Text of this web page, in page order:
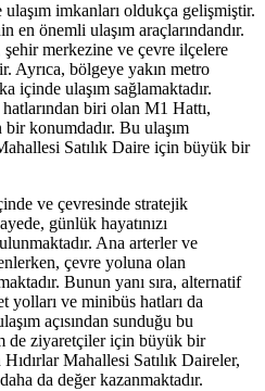
imkanları oldukça gelişmiştir.
en önemli ulaşım araçlarındandır.
merkezine ve çevre ilçelere
Ayrıca, bölgeye yakın metro
içinde ulaşım sağlamaktadır.
biri olan M1 Hattı,
konumdadır. Bu ulaşım
Satılık Daire için büyük bir
ve çevresinde stratejik
günlük hayatınızı
Ana arterler ve
çevre yoluna olan
Bunun yanı sıra, alternatif
yolları ve minibüs hatları da
açısından sunduğu bu
de ziyaretçiler için büyük bir
Mahallesi Satılık Daireler,
da değer kazanmaktadır.